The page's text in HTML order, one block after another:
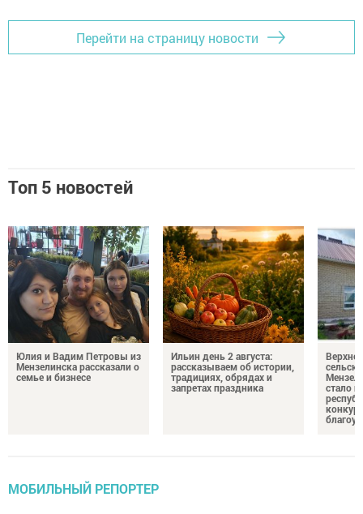
Перейти на страницу новости
Топ 5 новостей
Юлия и Вадим Петровы из
Мензелинска рассказали о
семье и бизнесе
Ильин день 2 августа:
рассказываем об истории,
традициях, обрядах и
запретах праздника
стало
МОБИЛЬНЫЙ РЕПОРТЕР